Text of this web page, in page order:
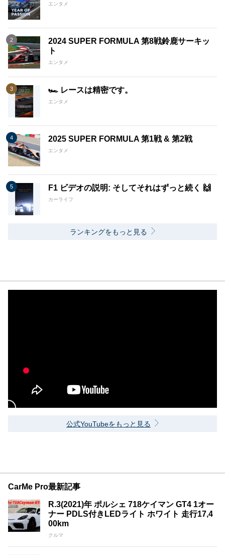
エンタメ
2024 SUPER FORMULA 第8戦鈴鹿サーキッ
ト
エンタメ
🏎️ レースは精密です。
エンタメ
2025 SUPER FORMULA 第1戦 & 第2戦
エンタメ
F1 ビデオの説明: そしてそれはずっと続く 🙌
カーライフ
ランキングをもっと見る
公式YouTubeをもっと見る
CarMe Pro最新記事
R.3(2021)年 ポルシェ 718ケイマン GT4 1オー
ナー PDLS付きLEDライト ホワイト 走行17,4
00km
クルマ